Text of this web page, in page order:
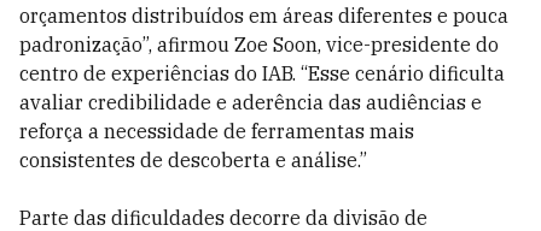
orçamentos distribuídos em áreas diferentes e pouca
padronização”, afirmou Zoe Soon, vice-presidente do
centro de experiências do IAB. “Esse cenário dificulta
avaliar credibilidade e aderência das audiências e
reforça a necessidade de ferramentas mais
consistentes de descoberta e análise.”
Parte das dificuldades decorre da divisão de